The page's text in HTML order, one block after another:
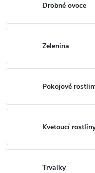
Drobné ovoce
Zelenina
Pokojové
Kvetoucí rostliny
Trvalky